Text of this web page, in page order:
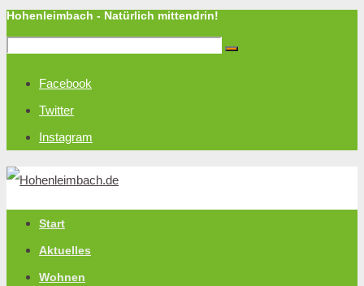
Hohenleimbach - Natürlich mittendrin!
Facebook
Twitter
Instagram
Start
Aktuelles
Wohnen